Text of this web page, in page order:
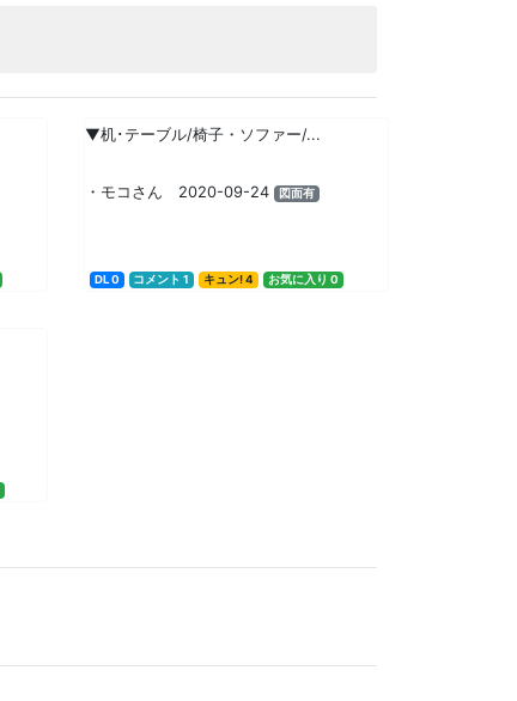
▼机･テーブル/椅子・ソファー/...
・モコさん 2020-09-24 図面有
DL 0 コメント 1 キュン! 4 お気に入り 0